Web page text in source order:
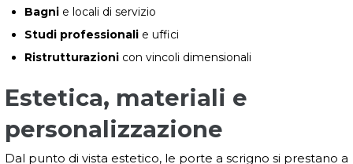
Bagni e locali di servizio
Studi professionali e uffici
Ristrutturazioni con vincoli dimensionali
Estetica, materiali e
personalizzazione
Dal punto di vista estetico, le porte a scrigno si prestano a